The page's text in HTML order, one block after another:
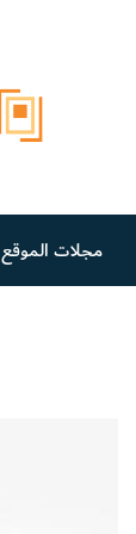
مجلات الموقع